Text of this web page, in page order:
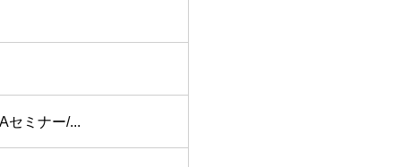
セミナー/...